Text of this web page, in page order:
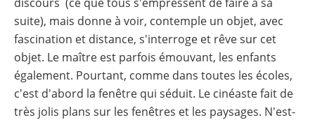
suite), mais donne à voir, contemple un objet, avec
fascination et distance, s'interroge et rêve sur cet
objet. Le maître est parfois émouvant, les enfants
également. Pourtant, comme dans toutes les écoles,
c'est d'abord la fenêtre qui séduit. Le cinéaste fait de
très jolis plans sur les fenêtres et les paysages. N'est-